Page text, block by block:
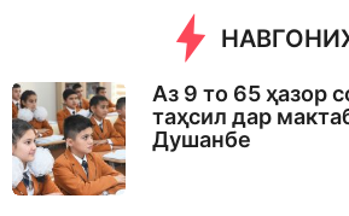
Аз 9 то 65 ҳазор
таҳсил дар
Душанбе